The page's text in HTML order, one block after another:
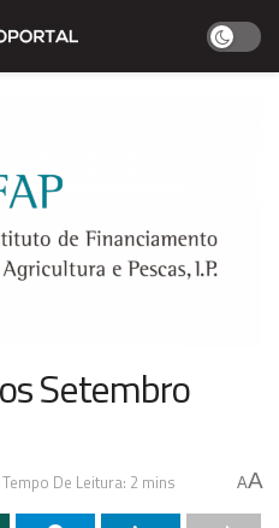
Setembro
Tempo De Leitura: 2 mins AA